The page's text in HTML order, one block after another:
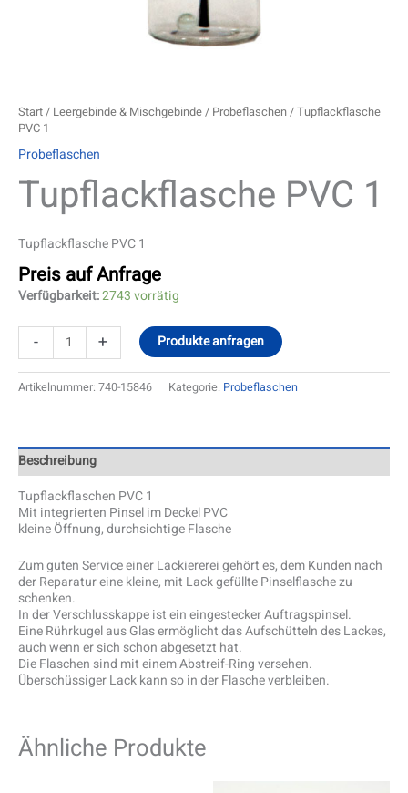
Start/ Leergebinde & Mischgebinde/ Probeflaschen/ Tupflackflasche
PVC 1
Probeflaschen
Tupflackflasche PVC 1
Tupflackflasche PVC 1
Preis auf Anfrage
Verfügbarkeit:2743 vorrätig
- + Produkte anfragen
Artikelnummer: 740-15846 Kategorie: Probeflaschen
Beschreibung
Tupflackflaschen PVC 1
Mit integrierten Pinsel im Deckel PVC
kleine Öffnung, durchsichtige Flasche
Zum guten Service einer Lackiererei gehört es, dem Kunden nach
der Reparatur eine kleine, mit Lack gefüllte Pinselflasche zu
schenken.
In der Verschlusskappe ist ein eingestecker Auftragspinsel.
Eine Rührkugel aus Glas ermöglicht das Aufschütteln des Lackes,
auch wenn er sich schon abgesetzt hat.
Die Flaschen sind mit einem Abstreif-Ring versehen.
Überschüssiger Lack kann so in der Flasche verbleiben.
Ähnliche Produkte